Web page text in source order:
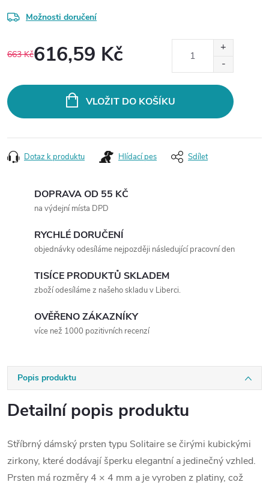
Možnosti doručení
663 Kč616,59 Kč
VLOŽIT DO KOŠÍKU
Dotaz k produktu Hlídací pes Sdílet
DOPRAVA OD 55 KČ
na výdejní místa DPD
RYCHLÉ DORUČENÍ
objednávky odesíláme nejpozději následující pracovní den
TISÍCE PRODUKTŮ SKLADEM
zboží odesíláme z našeho skladu v Liberci.
OVĚŘENO ZÁKAZNÍKY
více než 1000 pozitivních recenzí
Popis produktu
Detailní popis produktu
Stříbrný dámský prsten typu Solitaire se čirými kubickými
zirkony, které dodávají šperku elegantní a jedinečný vzhled.
Prsten má rozměry 4 × 4 mm a je vyroben z platiny, což